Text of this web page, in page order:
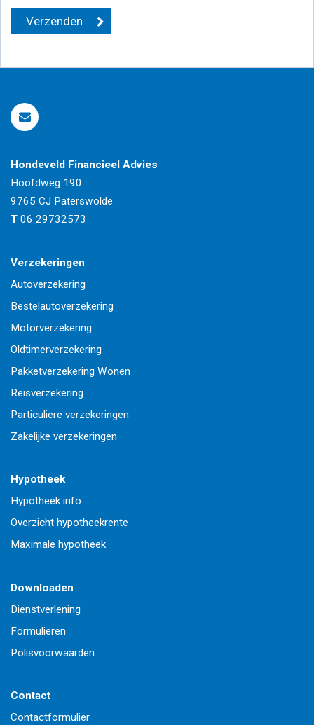
Hondeveld Financieel Advies
Hoofdweg 190
9765 CJ Paterswolde
T 06 29732573
Verzekeringen
Autoverzekering
Bestelautoverzekering
Motorverzekering
Oldtimerverzekering
Pakketverzekering Wonen
Reisverzekering
Particuliere verzekeringen
Zakelijke verzekeringen
Hypotheek
Hypotheek info
Overzicht hypotheekrente
Maximale hypotheek
Downloaden
Dienstverlening
Formulieren
Polisvoorwaarden
Contact
Contactformulier